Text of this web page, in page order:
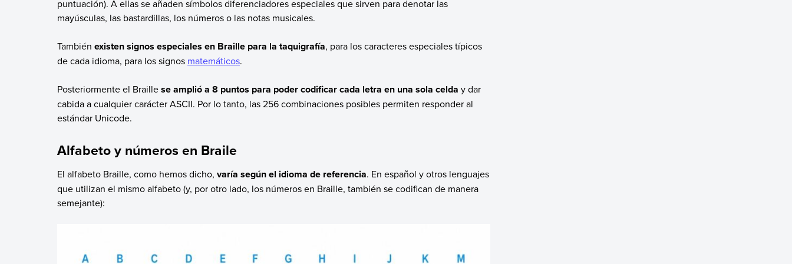
puntuación). A ellas se añaden símbolos diferenciadores especiales que sirven para denotar las
mayúsculas, las bastardillas, los números o las notas musicales.
También existen signos especiales en Braille para la taquigrafía, para los caracteres especiales típicos
de cada idioma, para los signos matemáticos.
Posteriormente el Braillese amplió a 8 puntos para poder codificar cada letra en una sola celda y dar
cabida a cualquier carácter ASCII. Por lo tanto, las 256 combinaciones posibles permiten responder al
estándar Unicode.
Alfabeto y números en Braile
El alfabeto Braille, como hemos dicho, varía según el idioma de referencia. En español y otros lenguajes
que utilizan el mismo alfabeto (y, por otro lado, los números en Braille, también se codifican de manera
semejante):